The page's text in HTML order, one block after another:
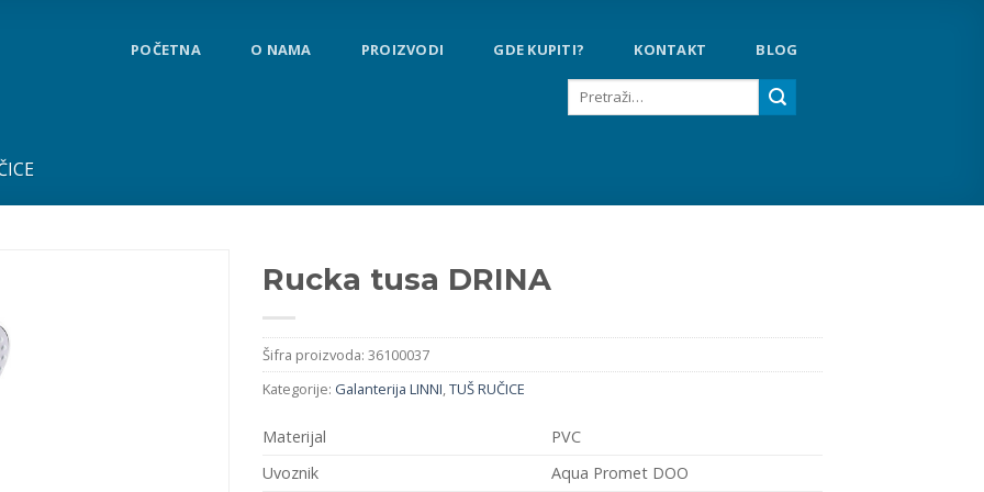
POČETNA O NAMA PROIZVODI GDE KUPITI? KONTAKT BLOG
Pretraga
Rucka tusa DRINA
Šifra proizvoda: 36100037
Kategorije: Galanterija LINNI,TUŠ RUČICE
Materijal
PVC
Uvoznik
Aqua Promet DOO